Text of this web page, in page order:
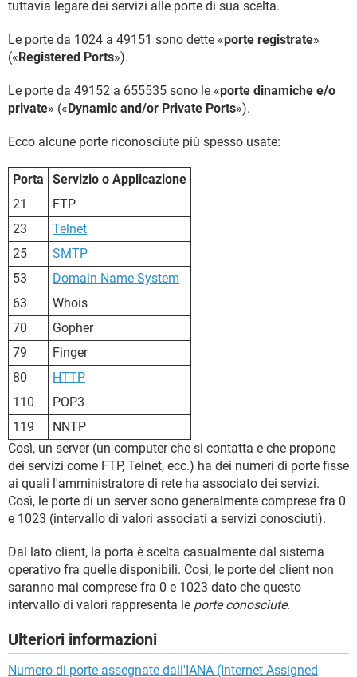
tuttavia legare dei servizi alle porte di sua scelta.
Le porte da 1024 a 49151 sono dette «porte registrate»
(«Registered Ports»).
Le porte da 49152 a 655535 sono le «porte dinamiche e/o
private» («Dynamic and/or Private Ports»).
Ecco alcune porte riconosciute più spesso usate:
Porta
Servizio o Applicazione
21
FTP
23
Telnet
25
SMTP
53
Domain Name System
63
Whois
70
Gopher
79
Finger
80
HTTP
110
POP3
119
NNTP
Così, un server (un computer che si contatta e che propone
dei servizi come FTP, Telnet, ecc.) ha dei numeri di porte fisse
ai quali l'amministratore di rete ha associato dei servizi.
Così, le porte di un server sono generalmente comprese fra 0
e 1023 (intervallo di valori associati a servizi conosciuti).
Dal lato client, la porta è scelta casualmente dal sistema
operativo fra quelle disponibili. Così, le porte del client non
saranno mai comprese fra 0 e 1023 dato che questo
intervallo di valori rappresenta le porte conosciute.
Ulteriori informazioni
Numero di porte assegnate dall'IANA (Internet Assigned